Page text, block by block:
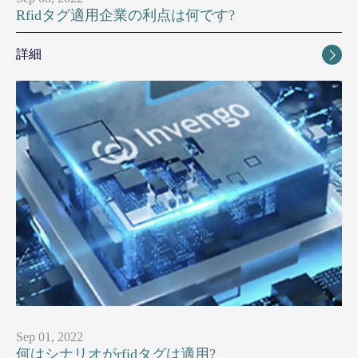
Rfidタグ適用企業の利点は何です?
詳細 
Sep 01, 2022
何はシナリオがrfidタグは適用?